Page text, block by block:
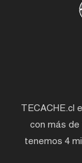
TECACHE.cl
con más de
tenemos 4